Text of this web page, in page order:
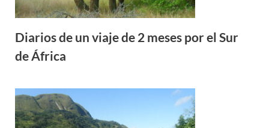
Diarios de un viaje de 2 meses por el Sur
de África